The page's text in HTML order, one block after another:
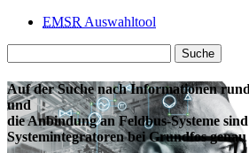
EMSR Auswahltool
Suche
Auf der Suche nach Informationen
und
die Anbindung an Feldbus-Systeme
Systemintegratoren bei Grundfos